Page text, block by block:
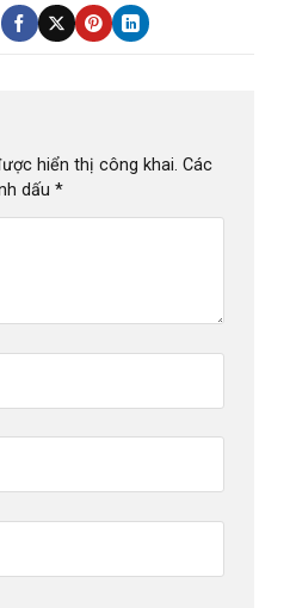
hiển thị công khai. Các
dấu *